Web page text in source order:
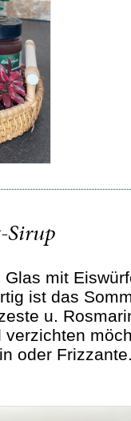
Sirup
mit
ist das
u.
oder